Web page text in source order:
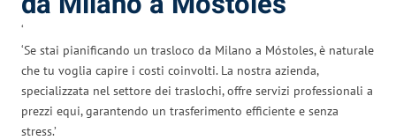
‘
‘Se stai pianificando un trasloco da Milano a Móstoles, è naturale
che tu voglia capire i costi coinvolti. La nostra azienda,
specializzata nel settore dei traslochi, offre servizi professionali a
prezzi equi, garantendo un trasferimento efficiente e senza
stress.’